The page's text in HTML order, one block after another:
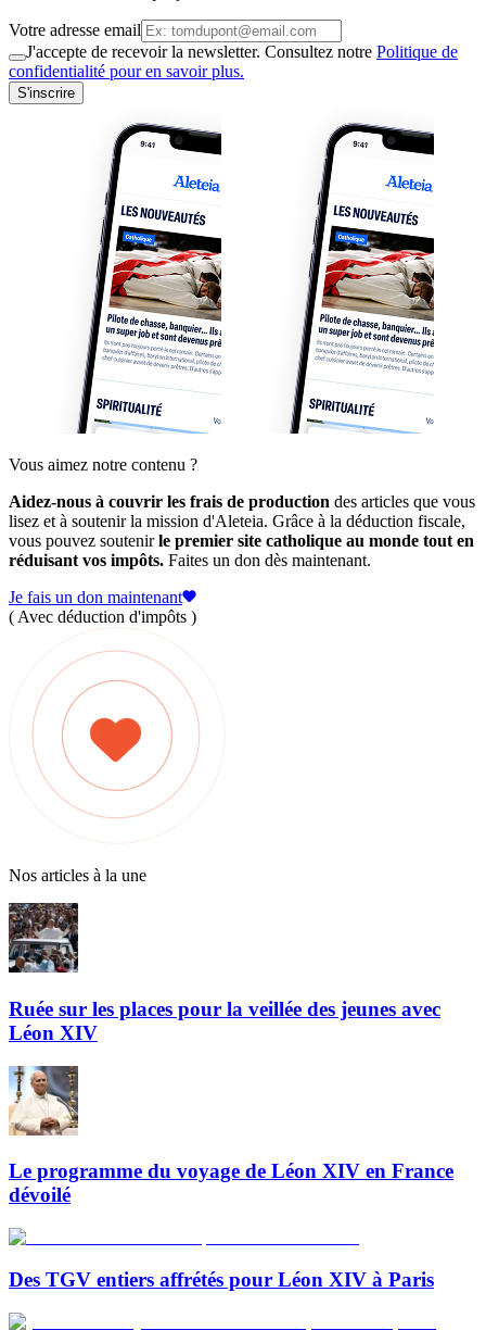
Votre adresse email
J'accepte de recevoir la newsletter. Consultez notre Politique de
confidentialité pour en savoir plus.
S'inscrire
Vous aimez notre contenu ?
Aidez-nous à couvrir les frais de production des articles que vous
lisez et à soutenir la mission d'Aleteia. Grâce à la déduction fiscale,
vous pouvez soutenirle premier site catholique au monde tout en
réduisant vos impôts. Faites un don dès maintenant.
Je fais un don maintenant
( Avec déduction d'impôts )
Nos articles à la une
Ruée sur les places pour la veillée des jeunes avec
Léon XIV
Le programme du voyage de Léon XIV en France
dévoilé
Des TGV entiers affrétés pour Léon XIV à Paris